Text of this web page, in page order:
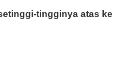
tingginya atas